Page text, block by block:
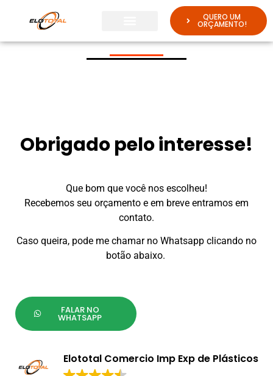
QUERO UM
ORÇAMENTO!
Obrigado pelo interesse!
Que bom que você nos escolheu!
Recebemos seu orçamento e em breve entramos em
contato.
Caso queira, pode me chamar no Whatsapp clicando no
botão abaixo.
FALAR NO
WHATSAPP
Elototal Comercio Imp Exp de Plásticos